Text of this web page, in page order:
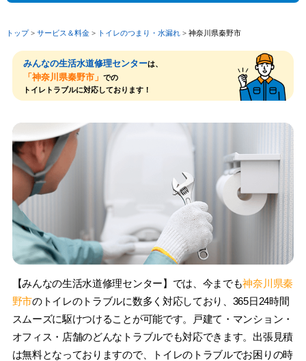
トップ > サービス＆料⾦ > トイレのつまり・⽔漏れ > 神奈川県秦野市
みんなの生活水道修理センターは、
「神奈川県秦野市」 での
トイレトラブルに対応しております！
【みんなの生活水道修理センター】では、今までも神奈川県秦
野市のトイレのトラブルに数多く対応しており、365日24時間
スムーズに駆けつけることが可能です。戸建て・マンション・
オフィス・店舗のどんなトラブルでも対応できます。出張見積
は無料となっておりますので、トイレのトラブルでお困りの時